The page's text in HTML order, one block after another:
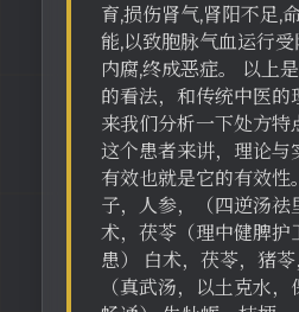
育,损伤肾气,肾阳不足,
能,以致胞脉气血运行
内腐,终成恶症。 以上
的看法，和传统中医的
来我们分析一下处方特
这个患者来讲，理论与
有效也就是它的有效性
子，人参，（四逆汤祛
术，茯苓（理中健脾护
患） 白术，茯苓，猪
（真武汤，以土克水